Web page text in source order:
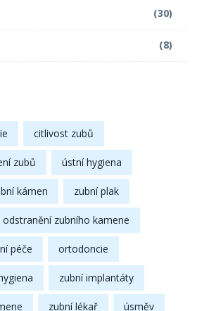
(30)
(8)
citlivost zubů
zubů ústní hygiena
kámen zubní plak
odstranění zubního kamene
péče ortodoncie
zubní implantáty
zubní lékař úsměv